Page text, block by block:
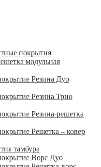
покрытия
модульная
Резина Дуо
Резина Трио
Резина-решетка
Решетка – ковер
тамбура
Ворс Дуо